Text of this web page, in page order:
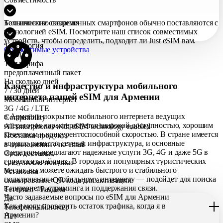
Большинство современных смартфонов обычно поставляются с
технологией eSIM. Посмотрите наш список совместимых
устройств, чтобы определить, подходит ли Just eSIM вам.
Совместимые устройства
Технические сведения
Технология
eSIM
Тип тарифа
предоплаченный пакет
На сколько дней
7 / 30 дней
Мобильный интернет
3G / 4G / LTE
Compatibility
All smartphones with eSIM technology enabled
Поставка продукта
в приложении / по еmail
Срок доставки
сразу после покупки
Установка
сканирование QR-кода для активации
Тетеринг / Раздача
Да
Телефонный номер
Нет
Качество и инфраструктура мобильного
интернета нашей eSIM для Армении
в Армении покрытие мобильного интернета ведущих
операторов характеризуется широкой доступностью, хорошим
качеством и конкурентоспособной скоростью. В стране имеется
хорошо развитая сетевая инфраструктура, и основные
операторы предлагают надежные услуги 3G, 4G и даже 5G в
городских районах. В городах и популярных туристических
местах вы можете ожидать быстрого и стабильного
подключения к мобильному интернету — подойдет для поиска
в интернете, стриминга и поддержания связи.
Часто задаваемые вопросы по eSIM для Армении
Как я могу проверить остаток трафика, когда я в
Армении?